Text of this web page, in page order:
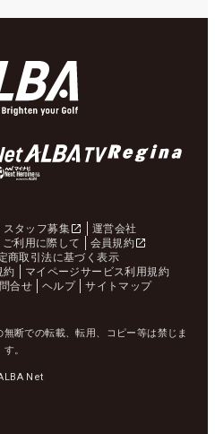
スタッフ募集
運営会社
ご利用に際して
会員規約
商取引法に基づく表示
約
マイページサービス利用規約
合せ ヘルプ サイトマップ
断での転載、転用、コピー等は禁じま
す。
Net